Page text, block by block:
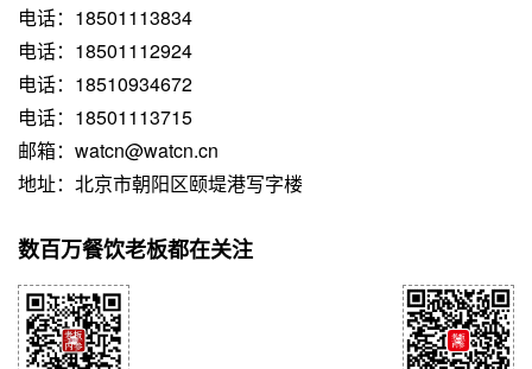
电话：18501113834
电话：18501112924
电话：18510934672
电话：18501113715
邮箱：watcn@watcn.cn
地址：北京市朝阳区颐堤港写字楼
数百万餐饮老板都在关注